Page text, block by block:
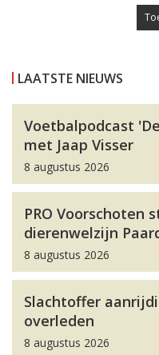
LAATSTE NIEUWS
Voetbalpodcast
met Jaap Visser
8 augustus 2026
PRO Voorschoten
dierenwelzijn
8 augustus 2026
Slachtoffer
overleden
8 augustus 2026